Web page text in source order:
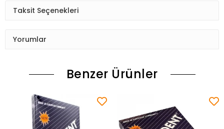
Taksit Seçenekleri
Yorumlar
Benzer Ürünler